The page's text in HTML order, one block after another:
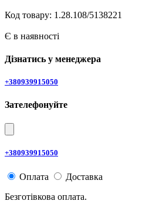
Код товару: 1.28.108/5138221
Є в наявності
Дізнатись у менеджера
+380939915050
Зателефонуйте
+380939915050
Оплата
Доставка
Безготівкова оплата.